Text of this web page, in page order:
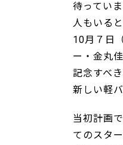
待ってい
人もいる
10月７日
ー・金丸
記念すべ
新しい軽
当初計画
てのスタ